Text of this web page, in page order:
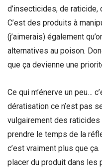
d’insecticides, de
C’est des produits à
(j’aimerais) également
alternatives au poison.
que ça devienne une
Ce qui m’énerve un peu…
dératisation ce n’est pas
vulgairement des
prendre le temps de la
c’est vraiment plus que
placer du produit dans les